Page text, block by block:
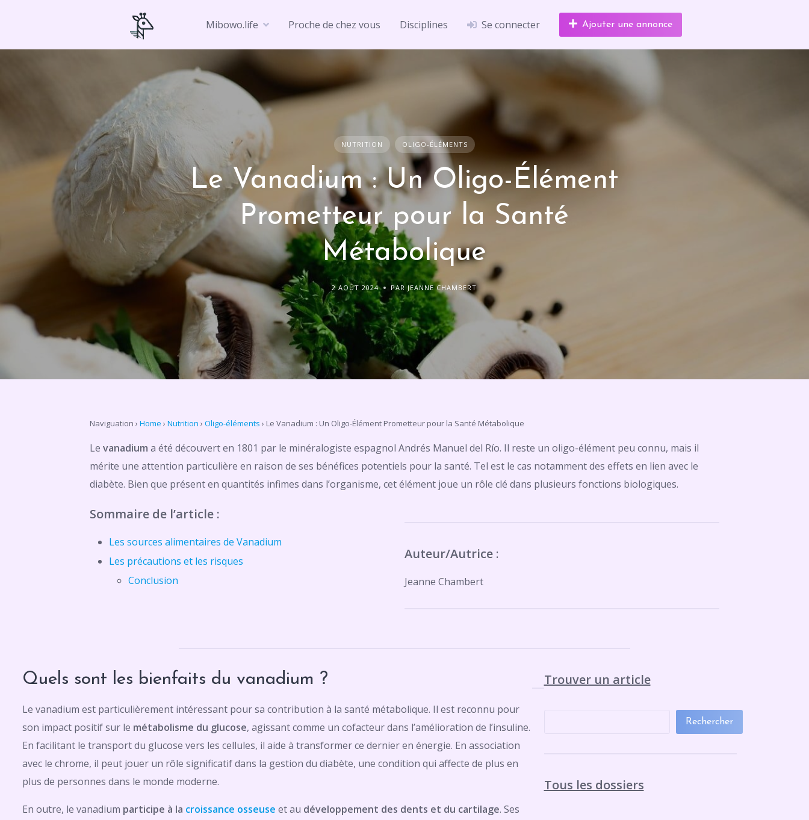
Mibowo.life Proche de chez vous Disciplines Se connecter Ajouter une annonce
NUTRITION OLIGO-ÉLÉMENTS
Le Vanadium : Un Oligo-Élément
Prometteur pour la Santé
Métabolique
2 AOÛT 2024 PAR JEANNE CHAMBERT
Naviguation › Home › Nutrition › Oligo-éléments › Le Vanadium : Un Oligo-Élément Prometteur pour la Santé Métabolique
Le vanadium a été découvert en 1801 par le minéralogiste espagnol Andrés Manuel del Río. Il reste un oligo-élément peu connu, mais il
mérite une attention particulière en raison de ses bénéfices potentiels pour la santé. Tel est le cas notamment des effets en lien avec le
diabète. Bien que présent en quantités infimes dans l’organisme, cet élément joue un rôle clé dans plusieurs fonctions biologiques.
Sommaire de l’article :
Les sources alimentaires de Vanadium
Les précautions et les risques
Conclusion
Auteur/Autrice :
Jeanne Chambert
Quels sont les bienfaits du vanadium ?
Le vanadium est particulièrement intéressant pour sa contribution à la santé métabolique. Il est reconnu pour
son impact positif sur le métabolisme du glucose, agissant comme un cofacteur dans l’amélioration de l’insuline.
En facilitant le transport du glucose vers les cellules, il aide à transformer ce dernier en énergie. En association
avec le chrome, il peut jouer un rôle significatif dans la gestion du diabète, une condition qui affecte de plus en
plus de personnes dans le monde moderne.
En outre, le vanadium participe à la croissance osseuse et au développement des dents et du cartilage. Ses
Trouver un article
Rechercher
Tous les dossiers